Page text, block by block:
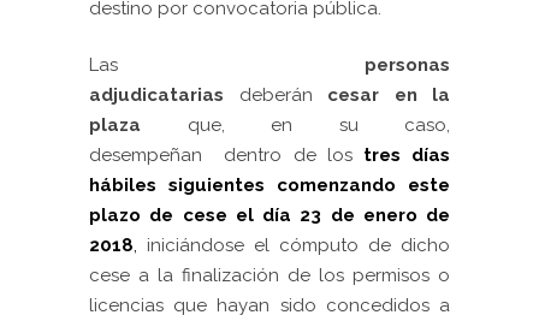
destino por convocatoria pública.
Las personas
adjudicatarias deberán
cesar en la
plaza
que, en su caso,
desempeñan dentro de los tres días
hábiles siguientes comenzando este
plazo de cese el día 23 de enero de
2018
iniciándose el cómputo de dicho
cese a la finalización de los permisos o
licencias que hayan sido concedidos a